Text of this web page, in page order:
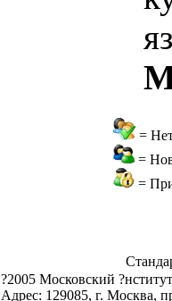
=
=
=
?2005 Московский
Адрес: 129085, г. Москва,